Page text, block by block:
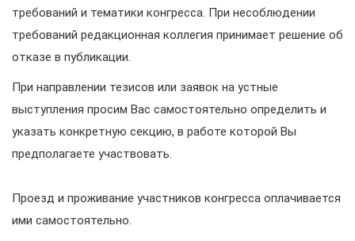
требований и тематики конгресса. При несоблюдении
требований редакционная коллегия принимает решение об
отказе в публикации.
При направлении тезисов или заявок на устные
выступления просим Вас самостоятельно определить и
указать конкретную секцию, в работе которой Вы
предполагаете участвовать.
Проезд и проживание участников конгресса оплачивается
ими самостоятельно.